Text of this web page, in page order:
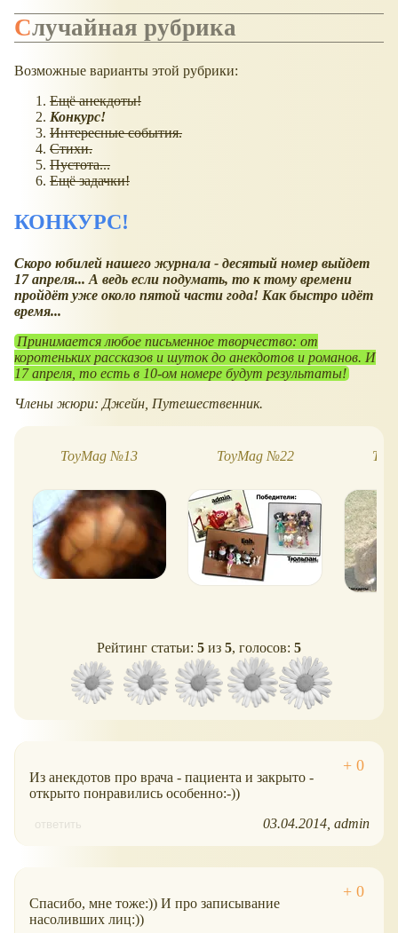
Случайная рубрика
Возможные варианты этой рубрики:
Ещё анекдоты!
Конкурс!
Интересные события.
Стихи.
Пустота...
Ещё задачки!
КОНКУРС!
Скоро юбилей нашего журнала - десятый номер выйдет
17 апреля... А ведь если подумать, то к тому времени
пройдёт уже около пятой части года! Как быстро идёт
время...
Принимается любое письменное творчество: от
коротеньких рассказов и шуток до анекдотов и романов. И
17 апреля, то есть в 10-ом номере будут результаты!
Члены жюри: Джейн, Путешественник.
ToyMag №13 ToyMag №22
Рейтинг статьи: 5 из 5, голосов: 5
Из анекдотов про врача - пациента и закрыто -
открыто понравились особенно:-))
ответить 03.04.2014 admin
Спасибо, мне тоже:)) И про записывание
насоливших лиц:))